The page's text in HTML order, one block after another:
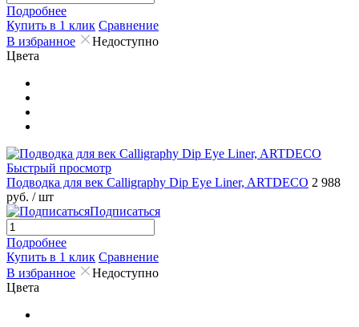
Подробнее
Купить в 1 клик Сравнение
В избранное
Недоступно
Цвета
Быстрый просмотр
Подводка для век Calligraphy Dip Eye Liner, ARTDECO 2 988
руб. / шт
Подписаться
Подробнее
Купить в 1 клик Сравнение
В избранное
Недоступно
Цвета